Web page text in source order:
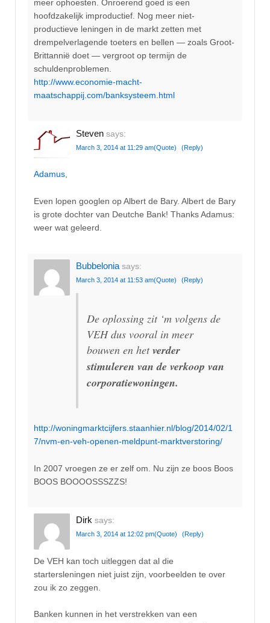
meer ophoesten. Onroerend goed is een
hoofdzakelijk improductief. Nog meer niet-
productieve leningen in de markt zetten met
drempelverlagende toeters en bellen — zoals Groot-
Brittannië doet — vergroot op termijn de
schuldenproblemen.
http://www.economie-macht-
maatschappij.com/banksysteem.html
Steven says:
March 3, 2014 at 11:29 am(Quote) (Reply)
Adamus,
Even lopen googlen op Albert de Bary. Albert de Bary
is grote dochter van Deutche Bank! Thanks Adamus:
weer wat geleerd.
Bubbelonia says:
March 3, 2014 at 11:53 am(Quote) (Reply)
De oplossing zit ‘m volgens de
VEH dus vooral in meer
bouwen en hetverder
stimuleren van de verkoop van
corporatiewoningen.
http://woningmarktcijfers.staanhier.nl/blog/2014/02/1
7/nvm-en-veh-openen-meldpunt-marktverstoring/
In 2007 vroegen ze er zelf om. Nu zijn ze boos Boos
BOOS BOOOOSSSZZS!
Dirk says:
March 3, 2014 at 12:02 pm(Quote) (Reply)
De VEH kan toch uitleggen dat al die
startersleningen niet juist zijn, voorbeelden te over
zou ik zo zeggen.
Banken kunnen in het verstrekken van een